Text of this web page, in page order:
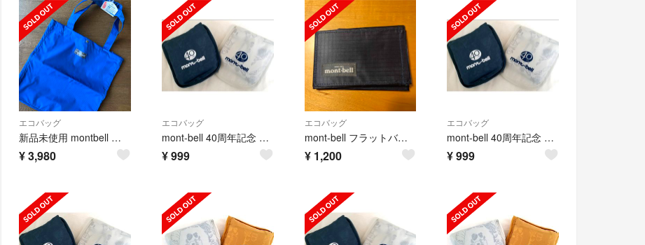
エコバッグ
新品未使用 montbell ライトバッグ18 エコバッグ 折りたたみ ブルー
¥3,980
エコバッグ
mont-bell 40周年記念 エコバッグショッピングバッグ トートバッグ 紺
¥999
エコバッグ
mont-bell フラットバッグ8
¥ 1,200
エコバッグ
mont-bell 40周年記念 エコバッグショッピングバッグ トートバッグ 紺
¥999